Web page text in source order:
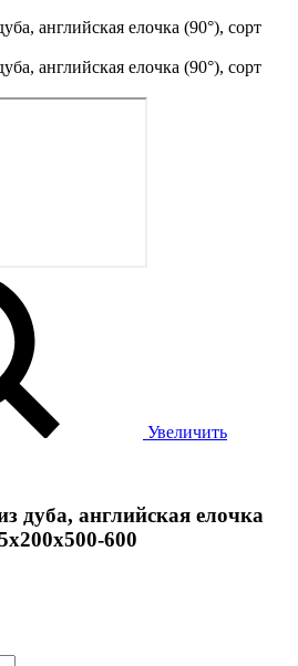
Увеличить
дуба, английская елочка
600